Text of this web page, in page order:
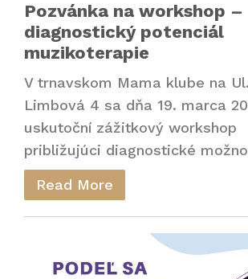
Pozvánka na workshop –
diagnostický potenciál
muzikoterapie
V trnavskom Mama klube na Ul.
Limbová 4 sa dňa 19. marca
uskutoční zážitkový workshop
približujúci diagnostické
Read More